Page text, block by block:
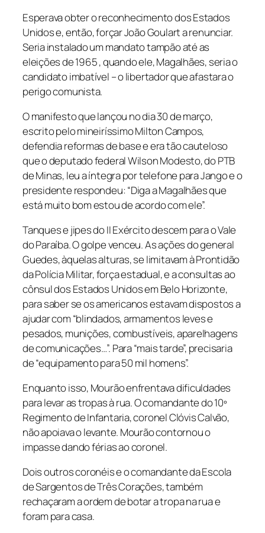
Esperava obter o reconhecimento dos Estados
Unidos e, então, forçar João Goulart a renunciar.
Seria instalado um mandato tampão até as
eleições de 1965 , quando ele, Magalhães, seria o
candidato imbatível – o libertador que afastara o
perigo comunista.
O manifesto que lançou no dia 30 de março,
escrito pelo mineiríssimo Milton Campos,
defendia reformas de base e era tão cauteloso
que o deputado federal Wilson Modesto, do PTB
de Minas, leu a íntegra por telefone para Jango e o
presidente respondeu: “Diga a Magalhães que
está muito bom estou de acordo com ele”.
Tanques e jipes do II Exército descem para o Vale
do Paraíba. O golpe venceu. As ações do general
Guedes, àquelas alturas, se limitavam à Prontidão
da Polícia Militar, força estadual, e a consultas ao
cônsul dos Estados Unidos em Belo Horizonte,
para saber se os americanos estavam dispostos a
ajudar com “blindados, armamentos leves e
pesados, munições, combustíveis, aparelhagens
de comunicações…”. Para “mais tarde”, precisaria
de “equipamento para 50 mil homens”.
Enquanto isso, Mourão enfrentava dificuldades
para levar as tropas à rua. O comandante do 10º
Regimento de Infantaria, coronel Clóvis Calvão,
não apoiava o levante. Mourão contornou o
impasse dando férias ao coronel.
Dois outros coronéis e o comandante da Escola
de Sargentos de Três Corações, também
rechaçaram a ordem de botar a tropa na rua e
foram para casa.